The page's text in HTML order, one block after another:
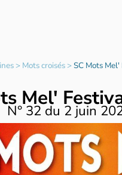
> Mots croisés>SC Mots
Mel'
N° 32du 2 juin